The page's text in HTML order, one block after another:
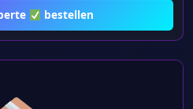
bestellen